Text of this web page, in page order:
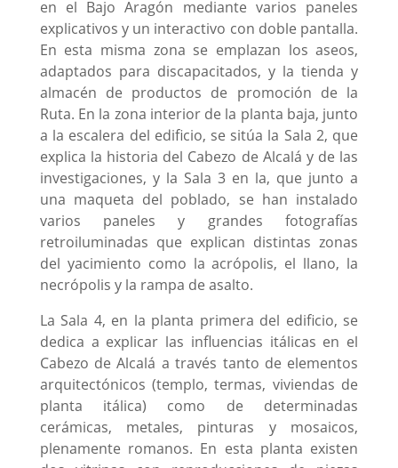
en el Bajo Aragón mediante varios paneles
explicativos y un interactivo con doble pantalla.
En esta misma zona se emplazan los aseos,
adaptados para discapacitados, y la tienda y
almacén de productos de promoción de la
Ruta. En la zona interior de la planta baja, junto
a la escalera del edificio, se sitúa la Sala 2, que
explica la historia del Cabezo de Alcalá y de las
investigaciones, y la Sala 3 en la, que junto a
una maqueta del poblado, se han instalado
varios paneles y grandes fotografías
retroiluminadas que explican distintas zonas
del yacimiento como la acrópolis, el llano, la
necrópolis y la rampa de asalto.
La Sala 4, en la planta primera del edificio, se
dedica a explicar las influencias itálicas en el
Cabezo de Alcalá a través tanto de elementos
arquitectónicos (templo, termas, viviendas de
planta itálica) como de determinadas
cerámicas, metales, pinturas y mosaicos,
plenamente romanos. En esta planta existen
rechaza estas
cookies,
algunas
desaparecerán
de la web.